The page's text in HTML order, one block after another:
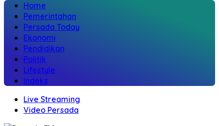
Home
Pemerintahan
Persada Today
Ekonomi
Pendidikan
Politik
Lifestyle
Indeks
Live Streaming
Video Persada